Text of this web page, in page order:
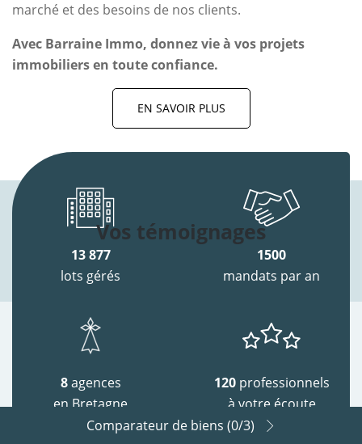
marché et des besoins de nos clients.
Avec Barraine Immo, donnez vie à vos projets
immobiliers en toute confiance.
EN SAVOIR PLUS
Vos témoignages
13 877
lots gérés
1500
mandats par an
8agences
en Bretagne
120 professionnels
à votre écoute
Comparateur de biens (0/3)